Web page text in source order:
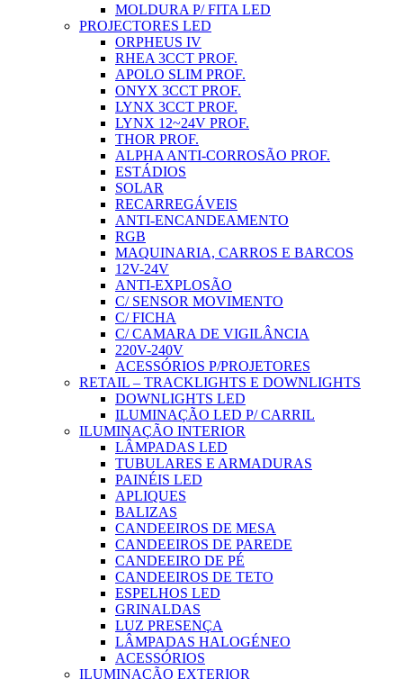
MOLDURA P/ FITA LED
PROJECTORES LED
ORPHEUS IV
RHEA 3CCT PROF.
APOLO SLIM PROF.
ONYX 3CCT PROF.
LYNX 3CCT PROF.
LYNX 12~24V PROF.
THOR PROF.
ALPHA ANTI-CORROSÃO PROF.
ESTÁDIOS
SOLAR
RECARREGÁVEIS
ANTI-ENCANDEAMENTO
RGB
MAQUINARIA, CARROS E BARCOS
12V-24V
ANTI-EXPLOSÃO
C/ SENSOR MOVIMENTO
C/ FICHA
C/ CAMARA DE VIGILÂNCIA
220V-240V
ACESSÓRIOS P/PROJETORES
RETAIL – TRACKLIGHTS E DOWNLIGHTS
DOWNLIGHTS LED
ILUMINAÇÃO LED P/ CARRIL
ILUMINAÇÃO INTERIOR
LÂMPADAS LED
TUBULARES E ARMADURAS
PAINÉIS LED
APLIQUES
BALIZAS
CANDEEIROS DE MESA
CANDEEIROS DE PAREDE
CANDEEIRO DE PÉ
CANDEEIROS DE TETO
ESPELHOS LED
GRINALDAS
LUZ PRESENÇA
LÂMPADAS HALOGÉNEO
ACESSÓRIOS
ILUMINAÇÃO EXTERIOR